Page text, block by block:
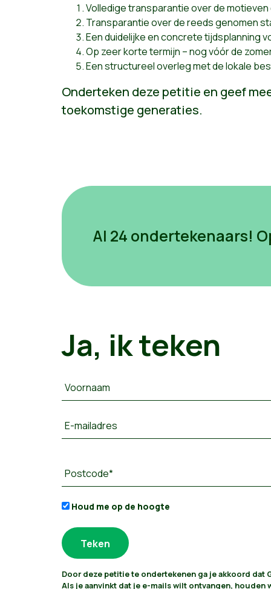
Volledige transparantie over de
Transparantie over de reeds genomen
Een duidelijke en concrete tijdsplanning
Op zeer korte termijn – nog vóór de
Een structureel overleg met de lokale
Onderteken deze petitie en geef
toekomstige generaties.
Al 24 ondertekenaars!
Ja, ik teken
Voornaam
E-mailadres
Postcode*
Houd me op de hoogte
Door deze petitie te ondertekenen ga je akkoord
Als je aanvinkt dat je e-mails wilt ontvangen,